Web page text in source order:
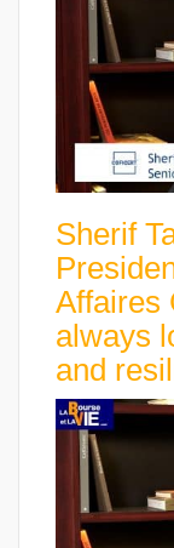
Sherif
Affaires
always
and